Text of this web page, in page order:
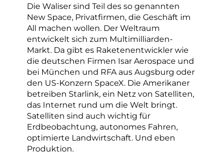
Die Waliser sind Teil des so genannten
New Space, Privatfirmen, die Geschäft im
All machen wollen. Der Weltraum
entwickelt sich zum Multimilliarden-
Markt. Da gibt es Raketenentwickler wie
die deutschen Firmen Isar Aerospace und
bei München und RFA aus Augsburg oder
den US-Konzern SpaceX. Die Amerikaner
betreiben Starlink, ein Netz von Satelliten,
das Internet rund um die Welt bringt.
Satelliten sind auch wichtig für
Erdbeobachtung, autonomes Fahren,
optimierte Landwirtschaft. Und eben
Produktion.